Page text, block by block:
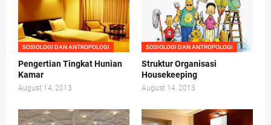
SOSIOLOGI DAN ANTROPOLOGI
Pengertian Tingkat Hunian
Kamar
August 14, 2013
SOSIOLOGI DAN ANTROPOLOGI
Struktur Organisasi
Housekeeping
August 14, 2013